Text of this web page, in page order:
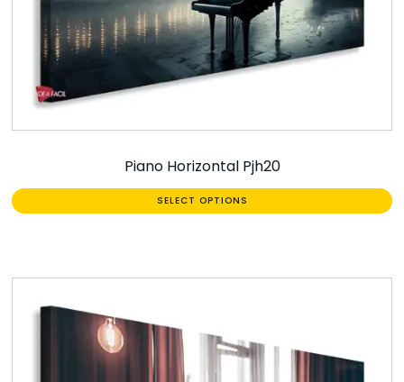
Piano Horizontal Pjh20
SELECT OPTIONS